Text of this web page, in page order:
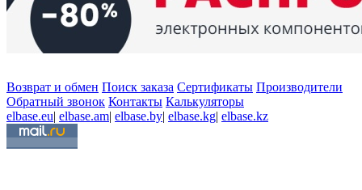
Возврат и обмен Поиск заказа Сертификаты Производители
Обратный звонок Контакты Калькуляторы
elbase.eu| elbase.am| elbase.by| elbase.kg| elbase.kz